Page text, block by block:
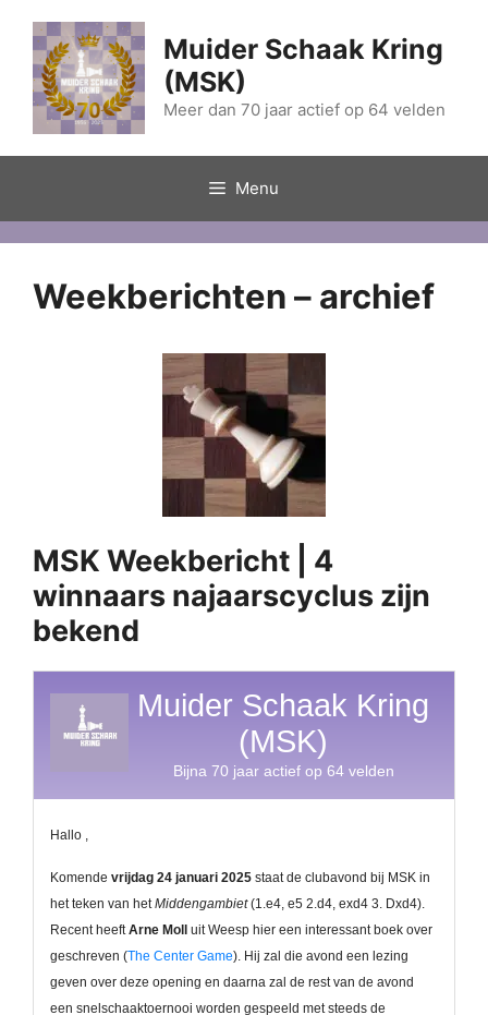
naar
inhoud
Muider Schaak Kring
(MSK)
Meer dan 70 jaar actief op 64 velden
Menu
Weekberichten – archief
MSK Weekbericht | 4
winnaars najaarscyclus zijn
bekend